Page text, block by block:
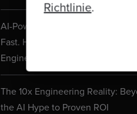
Richtlinie.
AI-Powered Engineering is
Fast. Here’s What Manchester’s
Engineering Leaders Actually
The 10x Engineering Reality:
the AI Hype to Proven ROI